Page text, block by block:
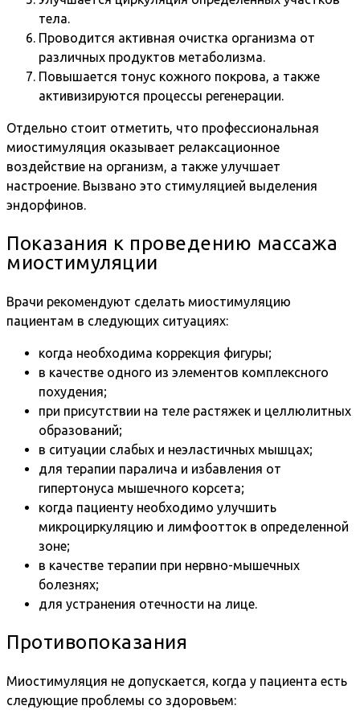
тела.
Проводится активная очистка организма от
различных продуктов метаболизма.
Повышается тонус кожного покрова, а также
активизируются процессы регенерации.
Отдельно стоит отметить, что профессиональная
миостимуляция оказывает релаксационное
воздействие на организм, а также улучшает
настроение. Вызвано это стимуляцией выделения
эндорфинов.
Показания к проведению массажа
миостимуляции
Врачи рекомендуют сделать миостимуляцию
пациентам в следующих ситуациях:
когда необходима коррекция фигуры;
в качестве одного из элементов комплексного
похудения;
при присутствии на теле растяжек и целлюлитных
образований;
в ситуации слабых и неэластичных мышцах;
для терапии паралича и избавления от
гипертонуса мышечного корсета;
когда пациенту необходимо улучшить
микроциркуляцию и лимфоотток в определенной
зоне;
в качестве терапии при нервно-мышечных
болезнях;
для устранения отечности на лице.
Противопоказания
Миостимуляция не допускается, когда у пациента есть
следующие проблемы со здоровьем: